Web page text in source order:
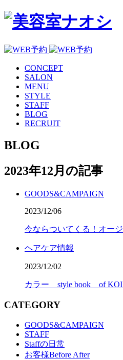
CONCEPT
SALON
MENU
STYLE
STAFF
BLOG
RECRUIT
BLOG
2023年12月の記事
GOODS&CAMPAIGN
2023/12/06
今ならついてくる！オー
ヘアケア情報
2023/12/02
カラー style book of
CATEGORY
GOODS&CAMPAIGN
STAFF
Staffの日常
お客様Before After